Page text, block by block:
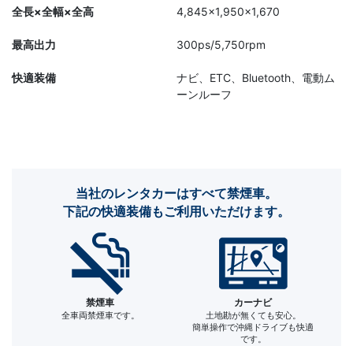
全長×全幅×全高 4,845×1,950×1,670
最高出力 300ps/5,750rpm
快適装備
ナビ、ETC、Bluetooth、電動ム
ーンルーフ
当社のレンタカーはすべて禁煙車。
下記の快適装備もご利用いただけます。
禁煙車
全車両禁煙車です。
カーナビ
土地勘が無くても安心。
簡単操作で沖縄ドライブも快適
です。